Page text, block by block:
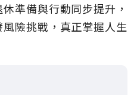
準備與行動同步提升，
險挑戰，真正掌握人生